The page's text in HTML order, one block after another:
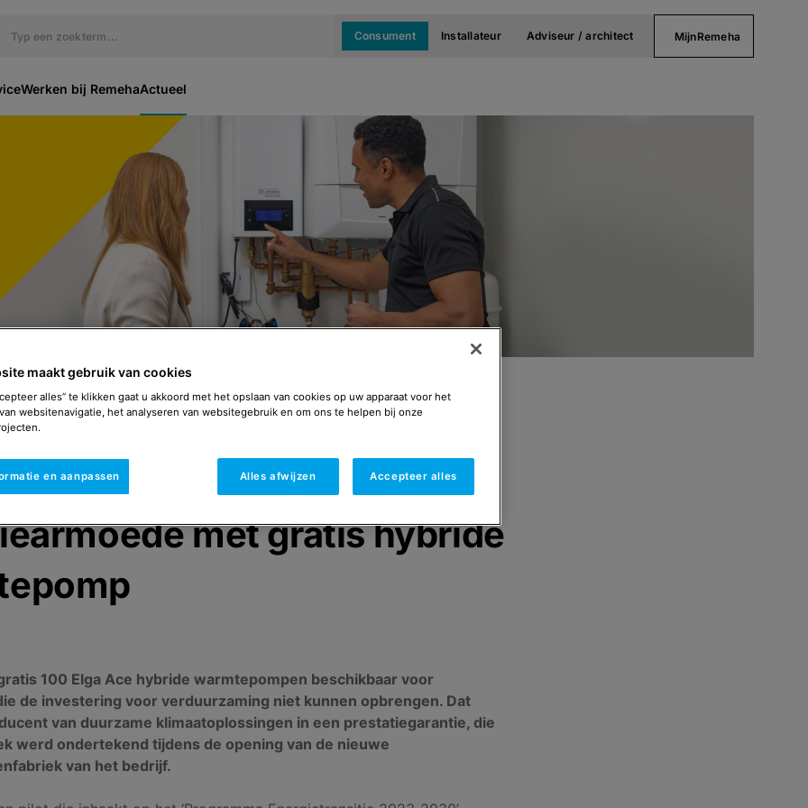
Consument Installateur Adviseur / architect MijnRemeha
Werken bij RemehaActueel
met gratis hybride warmtepomp
:05/09/2023
helpt huishoudens uit de
met gratis hybride
100 Elga Ace hybride warmtepompen beschikbaar voor
de investering voor verduurzaming niet kunnen opbrengen. Dat
van duurzame klimaatoplossingen in een prestatiegarantie, die
werd ondertekend tijdens de opening van de nieuwe
van het bedrijf.
maakt gebruik van cookies
alles” te klikken gaat u akkoord met het opslaan van cookies op uw apparaat voor het
websitenavigatie, het analyseren van websitegebruik en om ons te helpen bij onze
en aanpassen Alles afwijzen Accepteer alles